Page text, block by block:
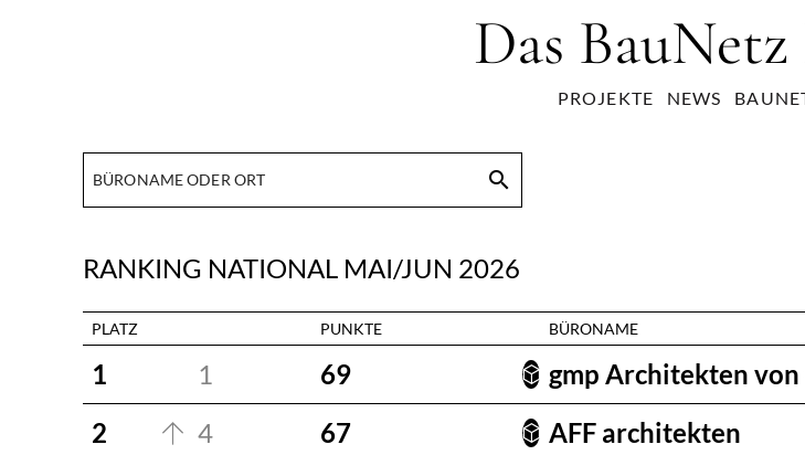
Das
PROJEKTE NEWS
search
RANKING NATIONAL MAI/JUN 2026
PLATZ PUNKTE BÜRONAME
1 1 69 gmp Architekten
2
4 67 AFF architekten